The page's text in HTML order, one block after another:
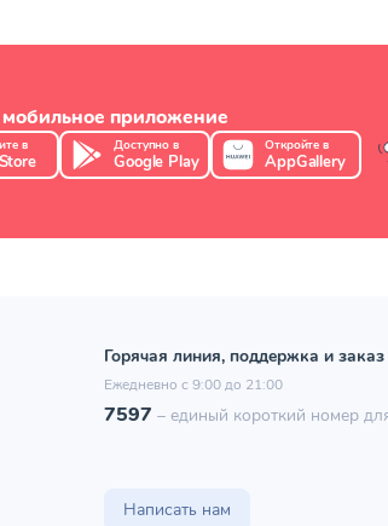
приложение
в Доступно в
Google Play
Откройте в
AppGallery
Горячая линия, поддержка и
Ежедневно с 9:00 до 21:00
7597 – единый короткий номер
Написать нам